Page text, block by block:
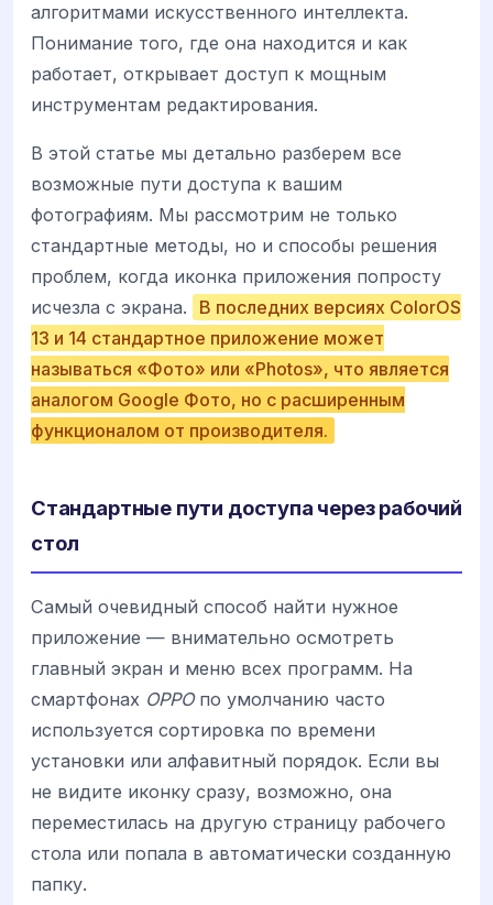
алгоритмами искусственного интеллекта.
Понимание того, где она находится и как
работает, открывает доступ к мощным
инструментам редактирования.
В этой статье мы детально разберем все
возможные пути доступа к вашим
фотографиям. Мы рассмотрим не только
стандартные методы, но и способы решения
проблем, когда иконка приложения попросту
исчезла с экрана.
В последних версиях ColorOS
13 и 14 стандартное приложение может
называться «Фото» или «Photos», что является
аналогом Google Фото, но с расширенным
функционалом от производителя.
Стандартные пути доступа через рабочий
стол
Самый очевидный способ найти нужное
приложение — внимательно осмотреть
главный экран и меню всех программ. На
смартфонах OPPOпо умолчанию часто
используется сортировка по времени
установки или алфавитный порядок. Если вы
не видите иконку сразу, возможно, она
переместилась на другую страницу рабочего
стола или попала в автоматически созданную
папку.